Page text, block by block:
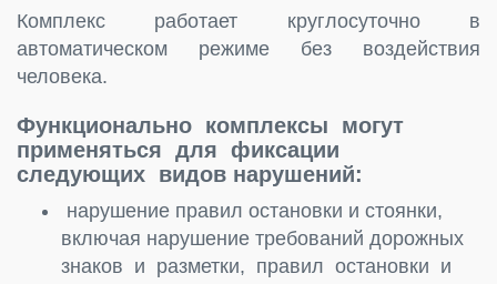
Комплекс работает круглосуточно в
автоматическом режиме без воздействия
человека.
Функционально комплексы могут
применяться для фиксации
следующих видов нарушений:
нарушение правил остановки и стоянки,
включая нарушение требований дорожных
знаков и разметки, правил остановки и